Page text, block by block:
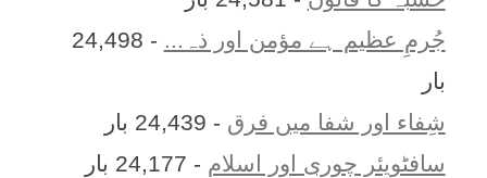
جُرمِ عظیم ہے مؤمن اور ذہ...
- 24,498
بار
شِفاء اور شفا میں فرق - 24,439 بار
سافٹویئر چوری اور اسلام - 24,177 بار